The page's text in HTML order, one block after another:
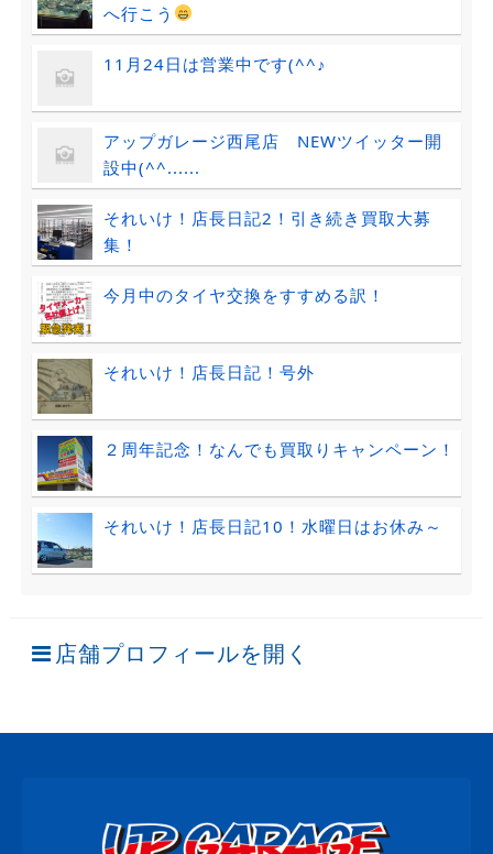
へ行こう
11月24日は営業中です(^^♪
アップガレージ西尾店 NEWツイッター開
設中(^^......
それいけ！店長日記2！引き続き買取大募
集！
今月中のタイヤ交換をすすめる訳！
それいけ！店長日記！号外
２周年記念！なんでも買取りキャンペーン！
それいけ！店長日記10！水曜日はお休み～
店舗プロフィールを開く